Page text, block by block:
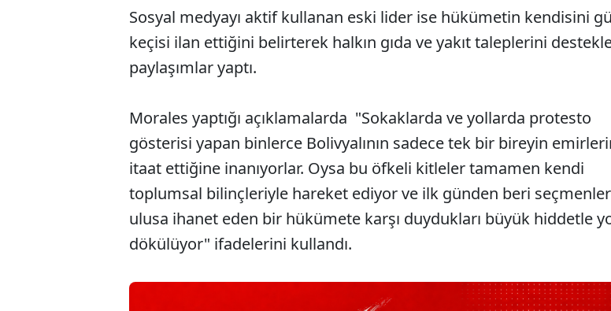
Sosyal medyayı aktif kullanan eski lider ise hükümetin kendisini
keçisi ilan ettiğini belirterek halkın gıda ve yakıt taleplerini
paylaşımlar yaptı.
Morales yaptığı açıklamalarda "Sokaklarda ve yollarda protesto
gösterisi yapan binlerce Bolivyalının sadece tek bir bireyin
itaat ettiğine inanıyorlar. Oysa bu öfkeli kitleler tamamen kendi
toplumsal bilinçleriyle hareket ediyor ve ilk günden beri
ulusa ihanet eden bir hükümete karşı duydukları büyük hiddetle
dökülüyor" ifadelerini kullandı.